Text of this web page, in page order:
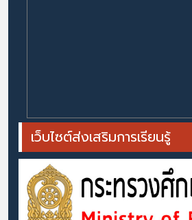
เว็บไซต์ส่งเสริมการเรียนรู้